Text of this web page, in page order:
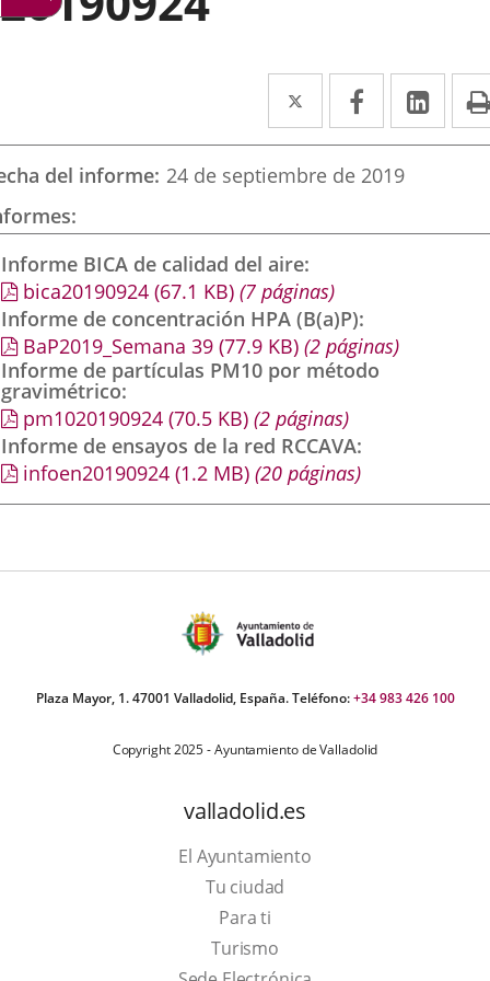
Twitter
Enlace
a
una
externa.
Facebook
Enlace
a
una
externa.
a
del informe 24 de septiembre de 2019
Informe BICA de calidad del aire
bica20190924 (67.1 KB) (7 páginas)
Informe de concentración HPA (B(a)P)
BaP2019_Semana 39 (77.9 KB) (2 páginas)
Informe de partículas PM10 por método
gravimétrico
pm1020190924 (70.5 KB) (2 páginas)
Informe de ensayos de la red RCCAVA
infoen20190924 (1.2 MB) (20 páginas)
Plaza Mayor, 1. 47001 Valladolid, España. Teléfono:+34 983 426 100
Copyright 2025 - Ayuntamiento de Valladolid
valladolid.es
El Ayuntamiento
Tu ciudad
Para ti
TurismoThis